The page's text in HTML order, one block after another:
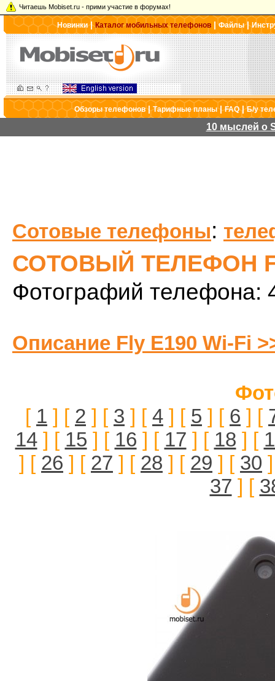
Читаешь Mobiset.ru - прими участие в форумах!
Новинки|Каталог мобильных телефонов |Файлы|
Обзоры телефонов|Тарифные планы|FAQ|Б/у
10 мыслей о
Сотовые телефоны:
СОТОВЫЙ ТЕЛЕФОН
Фотографий телефона:
Описание Fly E190 Wi-Fi
[ 1 ] [ 2 ] [ 3 ] [ 4 ] [ 5 ] [ 6 ] [
14] [ 15 ] [ 16 ] [ 17 ] [ 18 ] [
] [ 26 ] [ 27 ] [ 28 ] [ 29 ] [ 30
37 ] [